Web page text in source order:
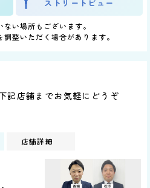
ストリートビュー
い場所もございます。
整いただく場合があります。
記店舗までお気軽にどうぞ
店舗詳細